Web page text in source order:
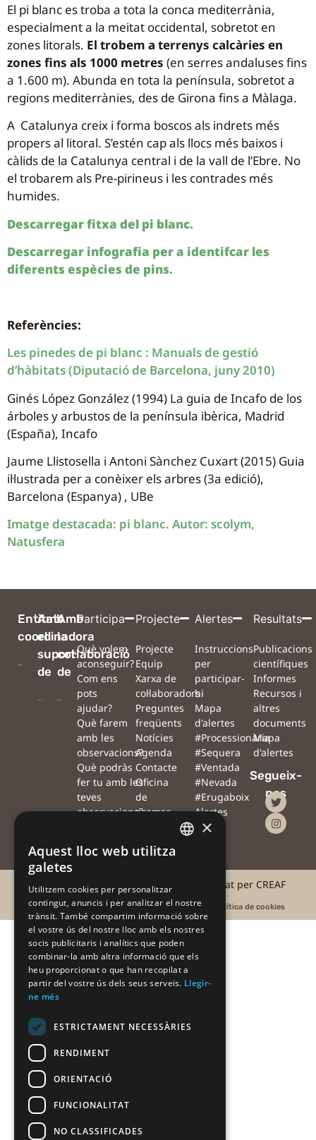
El pi blanc es troba a tota la conca mediterrània,
especialment a la meitat occidental, sobretot en
zones litorals. El trobem a terrenys calcàries en
zones fins als 1000 metres (en serres andaluses fins
a 1.600 m). Abunda en tota la península, sobretot a
regions mediterrànies, des de Girona fins a Màlaga.
A Catalunya creix i forma boscos als indrets més
propers al litoral. S’estén cap als llocs més baixos i
càlids de la Catalunya central i de la vall de l’Ebre. No
el trobarem als Pre-pirineus i les contrades més
humides.
Descarregar fitxa del pi blanc.
Descarregar infografia per a identifcar les
diferents espècies de pins.
Referències:
Les pinedes de pi blanc : Manuals de gestió
d’hàbitats (Diputació de Barcelona, juny 2010)
Ginés López González (1994) La guia de Incafo de los
árboles y arbustos de la península ibèrica, Madrid
(España), Incafo
Jaume Llistosella i Antoni Sànchez Cuxart (2015) Guia
il·lustrada per a conèixer els arbres (3a edició),
Barcelona (Espanya) , UBe
Imatge destacada: pi blanc. Autor: scolym,
Natusfera
Entitat
coordinadora
Amb
el
suport
de
Amb
la
col·laboració
de
Participa
Què volem
aconseguir?
Com ens
pots
ajudar?
Què farem
amb les
observacions?
Què podràs
fer tu amb les
teves
observacions?
Projecte
Projecte
Equip
Xarxa de
col·laboradors
Preguntes
freqüents
Notícies
Agenda
Contacte
Oficina
de
premsa
Alertes
Instruccions
per
participar-
hi
Mapa
d'alertes
#Processionària
#Sequera
#Ventada
#Nevada
#Erugaboix
Alertes
amb
Resultats
Publicacions
científiques
Informes
Recursos i
altres
documents
Mapa
d'alertes
Segueix-
nos
©2025 #AlertaForestal | Projecte coordinat per CREAF
Avís legal Acord d'usuari Política de privacitat Política de cookies
SPANISH
×
Aquest lloc web utilitza
galetes
Utilitzem cookies per personalitzar
contingut, anuncis i per analitzar el nostre
trànsit. També compartim informació sobre
el vostre ús del nostre lloc amb els nostres
socis publicitaris i analítics que poden
combinar-la amb altra informació que els
heu proporcionat o que han recopilat a
partir del vostre ús dels seus serveis. Llegir-
ne més
ESTRICTAMENT NECESSÀRIES
RENDIMENT
ORIENTACIÓ
FUNCIONALITAT
NO CLASSIFICADES